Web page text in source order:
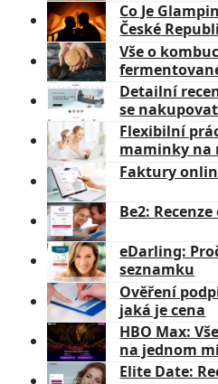
Co Je
České
Vše o
Detailní
se
Flexibilní
maminky na
Faktury
Be2:
eDarling:
seznamku
Ověření
jaká je cena
HBO Max:
na jednom
Elite Date: